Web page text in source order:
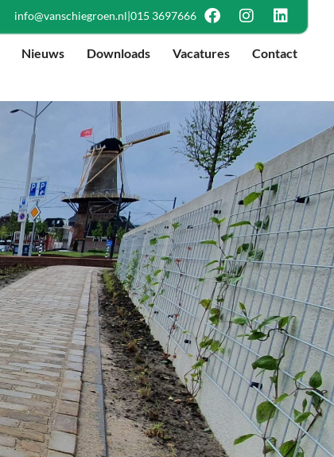
info@vanschiegroen.nl|015 3697666
Nieuws Downloads Vacatures Contact